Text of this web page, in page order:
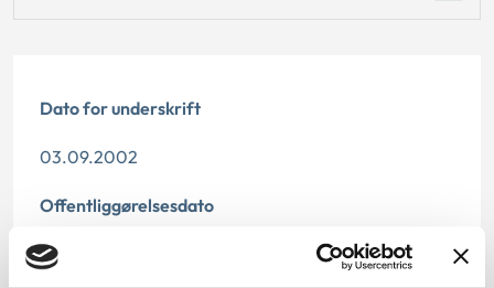
Dato for underskrift
03.09.2002
Offentliggørelsesdato
12.07.2013